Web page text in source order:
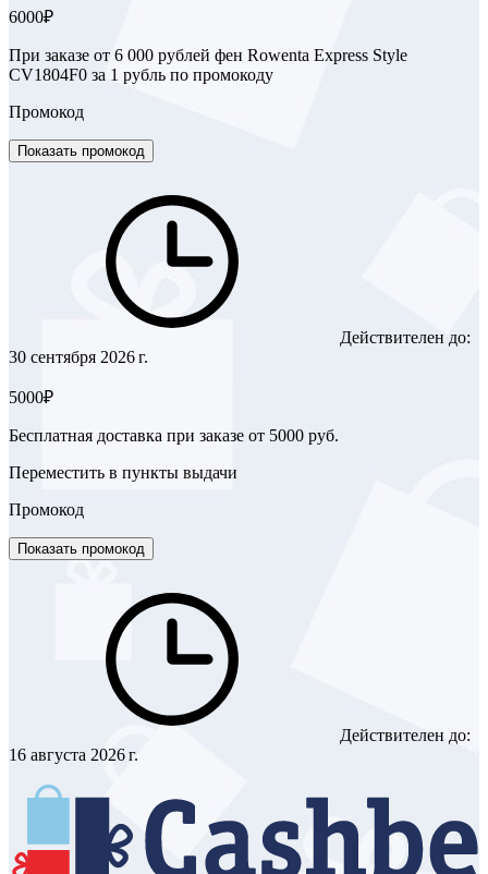
6000₽
При заказе от 6 000 рублей фен Rowenta Express Style
CV1804F0 за 1 рубль по промокоду
Промокод
Показать промокод
Действителен до:
30 сентября 2026 г.
5000₽
Бесплатная доставка при заказе от 5000 руб.
Переместить в пункты выдачи
Промокод
Показать промокод
Действителен до:
16 августа 2026 г.